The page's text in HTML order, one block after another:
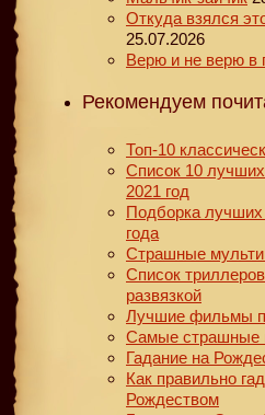
Откуда взялся
25.07.2026
Верю и не верю в
Рекомендуем
Топ-10
Список 10
2021 год
Подборка
года
Страшные
Список
развязкой
Лучшие фильмы
Самые страшные
Гадание на
Как правильно
Рождеством